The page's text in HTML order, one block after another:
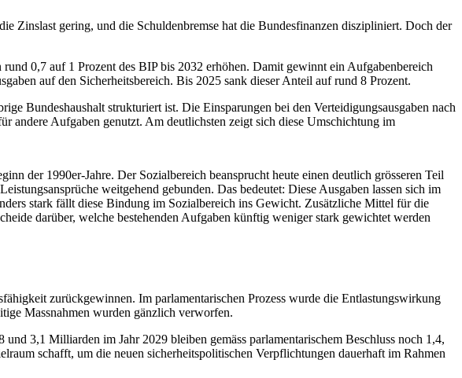
Zinslast gering, und die Schuldenbremse hat die Bundesfinanzen diszipliniert. Doch der
0,7 auf 1 Prozent des BIP bis 2032 erhöhen. Damit gewinnt ein Aufgabenbereich
auf den Sicherheitsbereich. Bis 2025 sank dieser Anteil auf rund 8 Prozent.
Bundeshaushalt strukturiert ist. Die Einsparungen bei den Verteidigungsausgaben nach
andere Aufgaben genutzt. Am deutlichsten zeigt sich diese Umschichtung im
der 1990er-Jahre. Der Sozialbereich beansprucht heute einen deutlich grösseren Teil
weitgehend gebunden. Das bedeutet: Diese Ausgaben lassen sich im
stark fällt diese Bindung im Sozialbereich ins Gewicht. Zusätzliche Mittel für die
darüber, welche bestehenden Aufgaben künftig weniger stark gewichtet werden
zurückgewinnen. Im parlamentarischen Prozess wurde die Entlastungswirkung
Massnahmen wurden gänzlich verworfen.
3,1 Milliarden im Jahr 2029 bleiben gemäss parlamentarischem Beschluss noch 1,4,
schafft, um die neuen sicherheitspolitischen Verpflichtungen dauerhaft im Rahmen